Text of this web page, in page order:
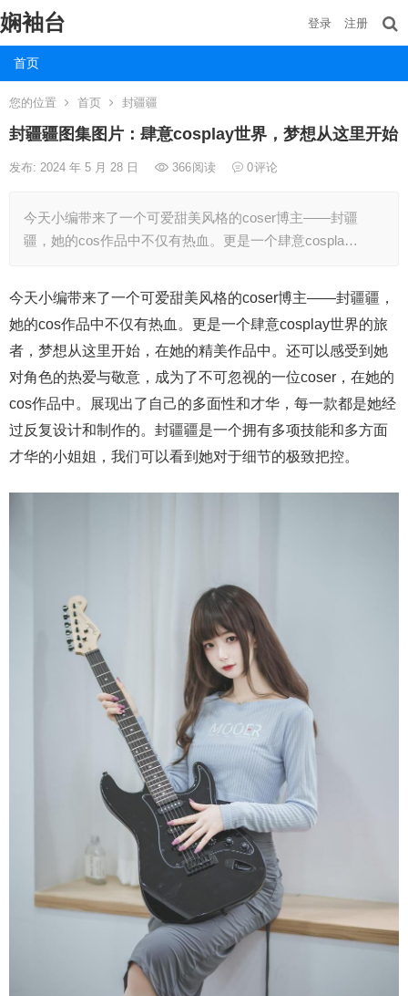
娴袖台
首页
登录 注册
您的位置 首页 封疆疆
封疆疆图集图片：肆意cosplay世界，梦想从这里开始
发布: 2024 年 5 月 28 日 366阅读 0评论
今天小编带来了一个可爱甜美风格的coser博主——封疆
疆，她的cos作品中不仅有热血。更是一个肆意cospla…
今天小编带来了一个可爱甜美风格的coser博主——封疆疆，
她的cos作品中不仅有热血。更是一个肆意cosplay世界的旅
者，梦想从这里开始，在她的精美作品中。还可以感受到她
对角色的热爱与敬意，成为了不可忽视的一位coser，在她的
cos作品中。展现出了自己的多面性和才华，每一款都是她经
过反复设计和制作的。封疆疆是一个拥有多项技能和多方面
才华的小姐姐，我们可以看到她对于细节的极致把控。